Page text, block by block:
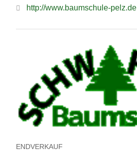
http://www.baumschule-pelz.de
ENDVERKAUF